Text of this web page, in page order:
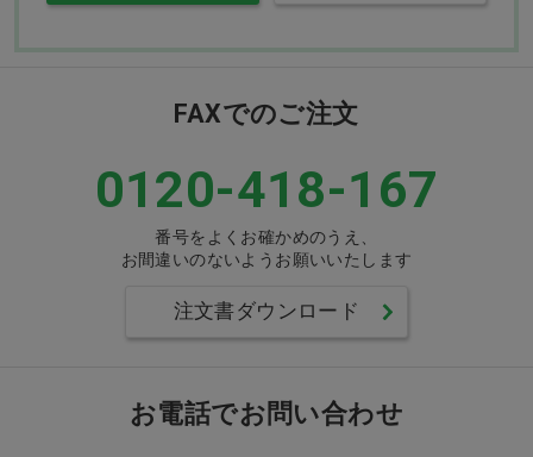
FAXでのご注文
0120-418-167
番号をよくお確かめのうえ、
お間違いのないようお願いいたします
注文書ダウンロード
お電話でお問い合わせ